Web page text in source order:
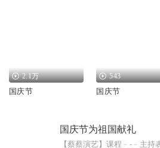
2.1万
国庆节
543
国庆节
国庆节为祖国献礼